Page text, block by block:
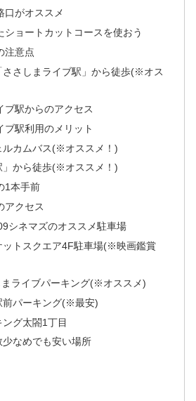
口がオススメ
ショートカットコースを使おう
注意点
さしまライブ駅」から徒歩(※オス
ブ駅からのアクセス
ブ駅利用のメリット
カムバス(※オススメ！)
から徒歩(※オススメ！)
1本手前
アクセス
シネマズのオススメ駐車場
ットスクエア4F駐車場(※映画鑑賞
まライブパーキング(※オススメ)
前パーキング(※最安)
グ太閤1丁目
なめでも安い場所